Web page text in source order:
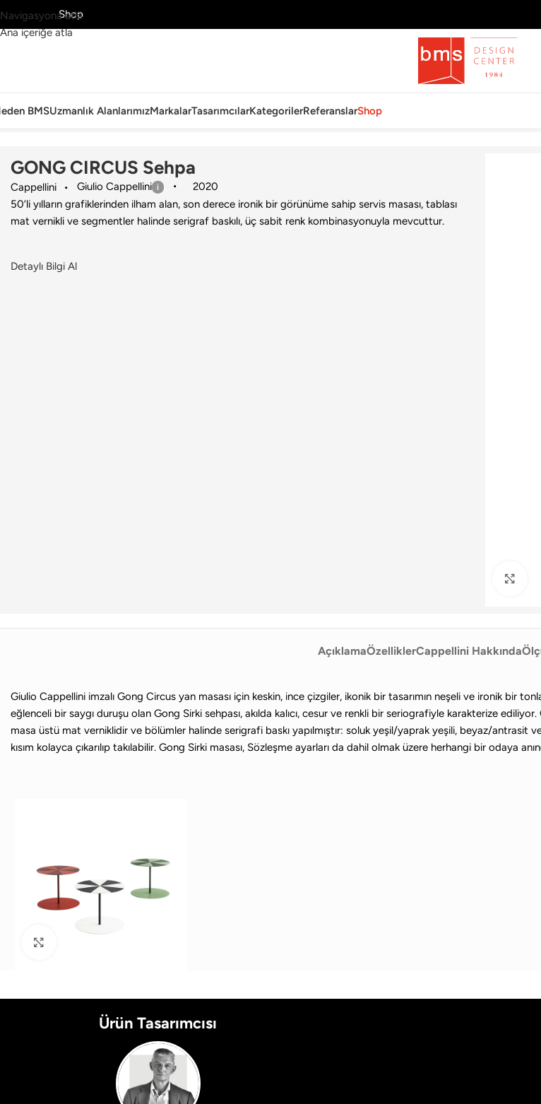
Navigasyona atla
Ana içeriğe atla
KeşfetShop
BMSUzmanlık AlanlarımızMarkalarTasarımcılarKategorilerReferanslarShop
Ana Sayfa›Ev›Sehpa›Cappellini›GONG CIRCUS Sehpa
GONG CIRCUS Sehpa
Cappellini Giulio Cappellini
2020
50’li yılların grafiklerinden ilham alan, son derece ironik bir görünüme sahip servis masası, tablası
mat vernikli ve segmentler halinde serigraf baskılı, üç sabit renk kombinasyonuyla mevcuttur.
Detaylı Bilgi Al
AçıklamaÖzelliklerCappellini Hakkında
Giulio Cappellini imzalı Gong Circus yan masası için keskin, ince çizgiler, ikonik bir tasarımın neşeli ve ironik bir
eğlenceli bir saygı duruşu olan Gong Sirki sehpası, akılda kalıcı, cesur ve renkli bir seriografiyle karakterize
masa üstü mat verniklidir ve bölümler halinde serigrafi baskı yapılmıştır: soluk yeşil/yaprak yeşili, beyaz/antrasit
kısım kolayca çıkarılıp takılabilir. Gong Sirki masası, Sözleşme ayarları da dahil olmak üzere herhangi bir odaya
Ürün Tasarımcısı